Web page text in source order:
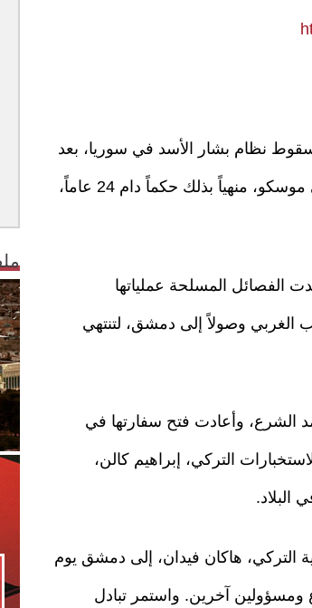
أُعلن يوم الأحد 8 ديسمبر/كانون الأول 2024 عن سقوط نظام بشار الأسد في سوريا، بعد
دخول الفصائل السورية المسلحة إلى العاصمة دمشق. وفرّ الأسد إلى موسكو، منهياً بذلك حكماً دام 24 عاماً،
حيث صعّدت الفصائل المسلحة عملياتها
2024، انطلاقاً من ريف حلب الغربي وصولاً إلى دمشق، لتنتهي
الشرع، وأعادت فتح سفارتها في
الاستخبارات التركي، إبراهيم كالن،
البلاد.
التركي، هاكان فيدان، إلى دمشق يوم
الشرع ومسؤولين آخرين. واستمر تبادل